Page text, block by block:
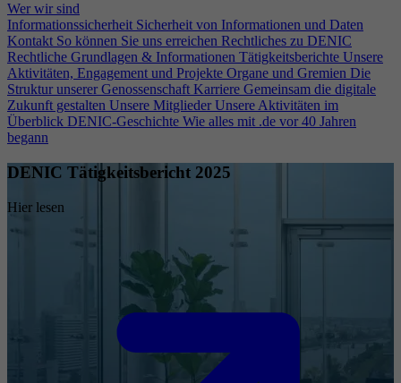
Wer wir sind
Informationssicherheit Sicherheit von Informationen und Daten
Kontakt So können Sie uns erreichen Rechtliches zu DENIC
Rechtliche Grundlagen & Informationen Tätigkeitsberichte Unsere
Aktivitäten, Engagement und Projekte Organe und Gremien Die
Struktur unserer Genossenschaft Karriere Gemeinsam die digitale
Zukunft gestalten Unsere Mitglieder Unsere Aktivitäten im
Überblick DENIC-Geschichte Wie alles mit .de vor 40 Jahren
begann
DENIC Tätigkeitsbericht 2025
Hier lesen